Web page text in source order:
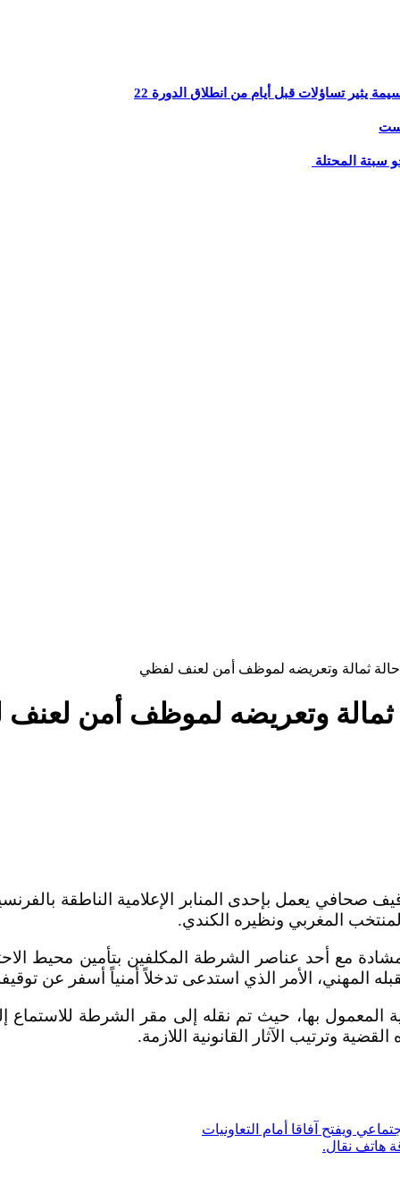
تساؤلات قبل أيام من انطلاق الدورة 22
سبتة المحتلة
ثمالة وتعريضه لموظف أمن لعنف لفظي
وتعريضه لموظف أمن
يعمل بإحدى المنابر الإعلامية الناطقة
المغربي ونظيره الكندي.
مع أحد عناصر الشرطة المكلفين بتأمين محيط
المهني، الأمر الذي استدعى تدخلاً أمنياً أسفر عن
المعمول بها، حيث تم نقله إلى مقر الشرطة
وترتيب الآثار القانونية اللازمة.
ويفتح آفاقا أمام التعاونيات
هاتف نقال.